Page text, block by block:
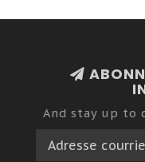
And stay up to